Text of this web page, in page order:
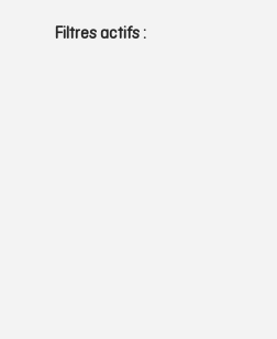
Filtres actifs :